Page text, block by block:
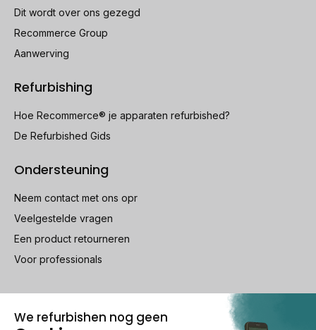
Dit wordt over ons gezegd
Recommerce Group
Aanwerving
Refurbishing
Hoe Recommerce® je apparaten refurbished?
De Refurbished Gids
Ondersteuning
Neem contact met ons opr
Veelgestelde vragen
Een product retourneren
Voor professionals
100% beveiligde betaling